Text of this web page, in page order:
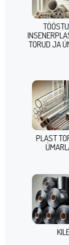
TORUD JA
PLAST